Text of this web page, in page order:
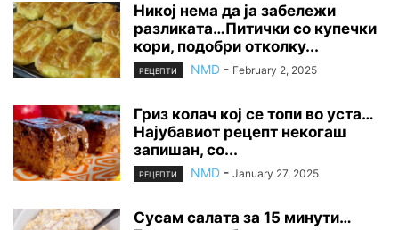
Никој нема да ја забележи
разликата…Питички со купечки
кори, подобри отколку...
РЕЦЕПТИ NMD - February 2, 2025
Гриз колач кој се топи во уста…
Најубавиот рецепт некогаш
запишан, со...
РЕЦЕПТИ NMD - January 27, 2025
Сусам салата за 15 минути…